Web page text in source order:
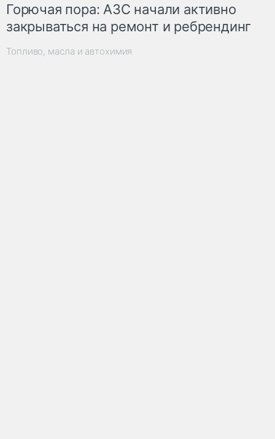
Горючая пора: АЗС начали активно
закрываться на ремонт и ребрендинг
Топливо, масла и автохимия